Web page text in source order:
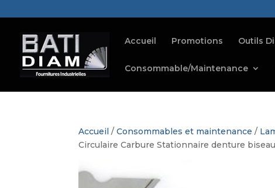
Accueil Promotions Outils
Consommable/Maintenance
Accueil /Consommables et maintenance /
Circulaire Carbure Stationnaire denture